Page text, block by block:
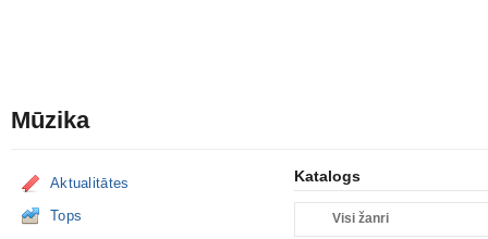
Mūzika
Aktualitātes
Tops
Katalogs
Visi žanri